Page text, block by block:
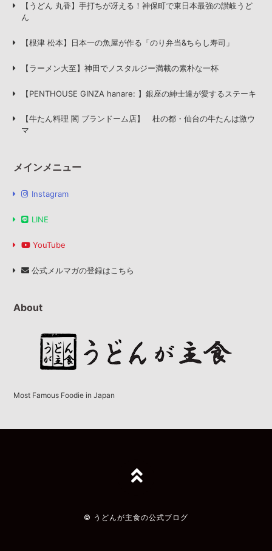
【うどん 丸香】手打ちが冴える！神保町で東日本最強の讃岐うど
ん
【根津 松本】日本一の魚屋が作る「のり弁当&ちらし寿司」
【ラーメン大至】神田でノスタルジー満載の素朴な一杯
【PENTHOUSE GINZA hanare: 】銀座の紳士達が愛するステーキ
【牛たん料理 閣 ブランドーム店】 杜の都・仙台の牛たんは激ウ
マ
メインメニュー
Instagram
LINE
YouTube
公式メルマガの登録はこちら
About
Most Famous Foodie in Japan
TOPへ
© うどんが主食の公式ブログ